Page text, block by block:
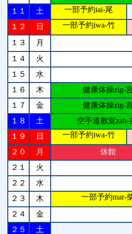
１１
土 一部予約iai-尾
１２ 日 一部予約iwa-竹
１３
月
１４
火
１５
水
１６
木 健康体操zig-
１７
金 健康体操zig-
１８ 土
空手道教室zah-
１９
日 一部予約iwa-竹
２０ 月 休館
２１
火
２２
水
２３
木 一部予約mar-
２４
金
２５
土